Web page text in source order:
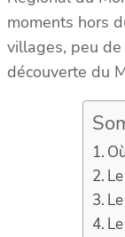
moments hors
villages, peu de
découverte du